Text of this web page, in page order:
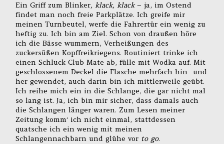
Ein Griff zum Blinker, klack, klack– ja, im Ostend
findet man noch freie Parkplätze. Ich greife mir
meinen Turnbeutel, werfe die Fahrertür ein wenig zu
heftig zu. Ich bin am Ziel. Schon von draußen höre
ich die Bässe wummern, Verheißungen des
zuckersüßen Kopffreikriegens. Routiniert trinke ich
einen Schluck Club Mate ab, fülle mit Wodka auf. Mit
geschlossenem Deckel die Flasche mehrfach hin- und
her gewendet, auch darin bin ich mittlerweile geübt.
Ich reihe mich ein in die Schlange, die gar nicht mal
so lang ist. Ja, ich bin mir sicher, dass damals auch
die Schlangen länger waren. Zum Lesen meiner
Zeitung komm‘ ich nicht einmal, stattdessen
quatsche ich ein wenig mit meinen
Schlangennachbarn und glühe vor to go.